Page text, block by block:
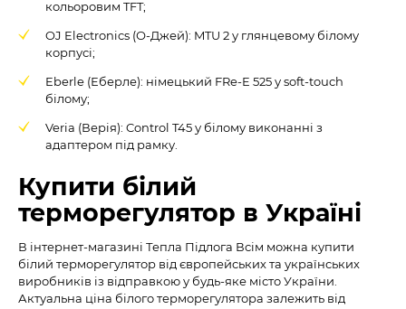
кольоровим TFT;
OJ Electronics (О-Джей): MTU 2 у глянцевому білому
корпусі;
Eberle (Еберле): німецький FRe-E 525 у soft-touch
білому;
Veria (Верія): Control T45 у білому виконанні з
адаптером під рамку.
Купити білий
терморегулятор в Україні
В інтернет-магазині Тепла Підлога Всім можна купити
білий терморегулятор від європейських та українських
виробників із відправкою у будь-яке місто України.
Актуальна ціна білого терморегулятора залежить від